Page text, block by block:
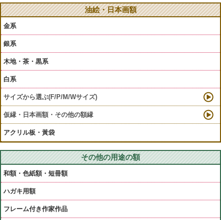
油絵・日本画額
金系
銀系
木地・茶・黒系
白系
サイズから選ぶ(F/P/M/Wサイズ)
仮縁・日本画額・その他の額縁
アクリル板・黃袋
その他の用途の額
和額・色紙額・短冊額
ハガキ用額
フレーム付き作家作品